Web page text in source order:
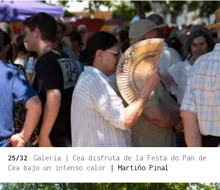
25/32
Galería | Cea disfruta de la Festa do Pan de
Cea bajo un intenso calor
| Martiño Pinal